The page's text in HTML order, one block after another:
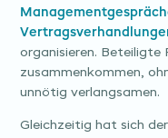
organisieren. Beteiligte
zusammenkommen,
unnötig verlangsamen.
Gleichzeitig hat sich